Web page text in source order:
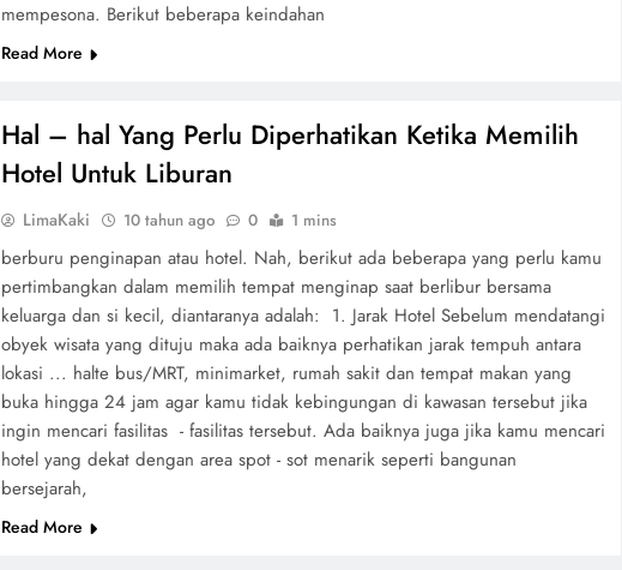
mempesona. Berikut beberapa keindahan
Read More
Hal – hal Yang Perlu Diperhatikan Ketika Memilih
Hotel Untuk Liburan
LimaKaki 10 tahun ago 0 1 mins
berburu penginapan atau hotel. Nah, berikut ada beberapa yang perlu kamu
pertimbangkan dalam memilih tempat menginap saat berlibur bersama
keluarga dan si kecil, diantaranya adalah: 1. Jarak Hotel Sebelum mendatangi
obyek wisata yang dituju maka ada baiknya perhatikan jarak tempuh antara
lokasi ... halte bus/MRT, minimarket, rumah sakit dan tempat makan yang
buka hingga 24 jam agar kamu tidak kebingungan di kawasan tersebut jika
ingin mencari fasilitas - fasilitas tersebut. Ada baiknya juga jika kamu mencari
hotel yang dekat dengan area spot - sot menarik seperti bangunan
bersejarah,
Read More